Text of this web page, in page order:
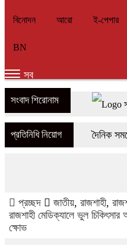
বিনোদন আরো ই-পেপার
BN
সব
সংবাদ শিরোনাম
প্রতিনিধি নিয়োগ দৈনিক
প্রচ্ছদ
জাতীয়, রাজশাহী,
রাজশাহী মেডিক্যালে ভুল
ক্ষোভ